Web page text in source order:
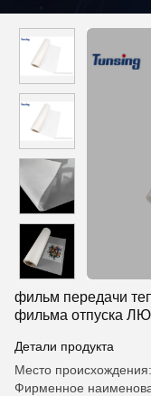
фильм передачи
фильма отпуска
Детали продукта
Место
Фирменное